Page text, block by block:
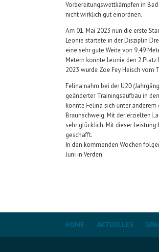
Vorbereitungswettkämpfen in
nicht wirklich gut einordnen.
Am 01. Mai 2023 nun die erste
Leonie startete in der Disziplin
eine sehr gute Weite von 9,49
Metern konnte Leonie den
2023 wurde Zoe Fey Heisch vom
Felina nahm bei der U20
geänderter Trainingsaufbau in
konnte Felina sich unter
Braunschweig. Mit der erzielten
sehr glücklich. Mit dieser
geschafft.
In den kommenden Wochen
Juni in Verden.
HOME AKTUELLES